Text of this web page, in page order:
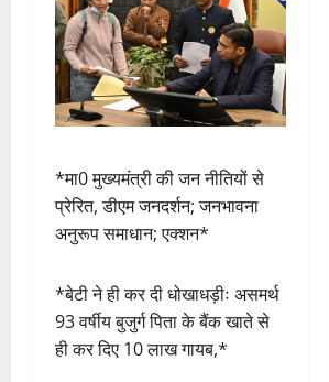
*मा0 मुख्यमंत्री की जन नीतियों से
प्रेरित, डीएम जनदर्शन; जनभावना
अनुरूप समाधान; एक्शन*
*बेटी ने ही कर दी धोखाधड़ीः असमर्थ
93 वर्षीय बुजुर्ग पिता के बैंक खाते से
ही कर दिए 10 लाख गायब,*